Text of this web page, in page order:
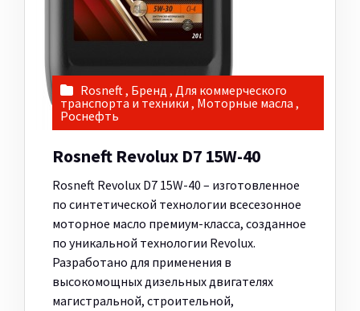
Rosneft, Бренд , Для коммерческого
транспорта и техники , Моторные масла ,
Роснефть
Rosneft Revolux D7 15W-40
Rosneft Revolux D7 15W-40 – изготовленное
по синтетической технологии всесезонное
моторное масло премиум-класса, созданное
по уникальной технологии Revolux.
Разработано для применения в
высокомощных дизельных двигателях
магистральной, строительной,